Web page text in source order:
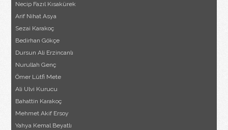
Necip Fazıl Kısakürek
Arif Nihat Asya
Sezai Karakoç
Bedirhan Gökçe
Dursun Ali Erzincanlı
Nurullah Genç
Ömer Lütfi Mete
Ali Ulvi Kurucu
Bahattin Karakoç
Mehmet Akif Ersoy
Yahya Kemal Beyatlı